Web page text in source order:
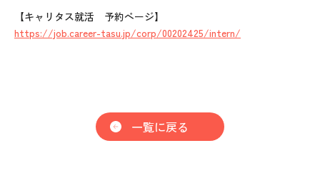
【キャリタス就活 予約ページ】
https://job.career-tasu.jp/corp/00202425/intern/
一覧に戻る